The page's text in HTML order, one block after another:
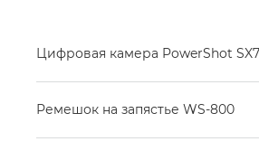
Цифровая камера PowerShot
Ремешок на запястье WS-800